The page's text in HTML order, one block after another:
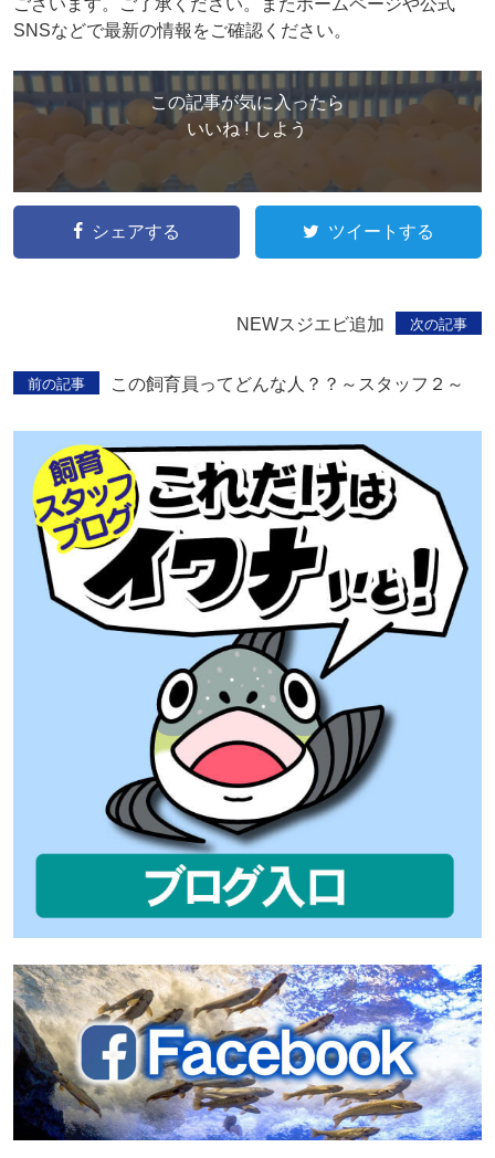
ございます。ご了承ください。またホームページや公式
SNSなどで最新の情報をご確認ください。
この記事が気に入ったら
いいね ! しよう
シェアする ツイートする
次の記事
NEWスジエビ追加
前の記事 この飼育員ってどんな人？？～スタッフ２～